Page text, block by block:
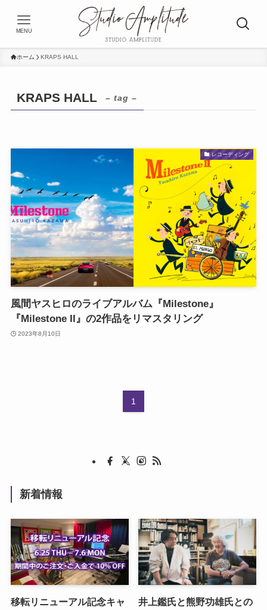
MENU
ホーム KRAPS HALL
KRAPS HALL – tag –
レコーディング
風間ヤスヒロのライブアルバム『Milestone』
『Milestone II』の2作品をリマスタリング
2023年8月10日
1
新着情報
移転リニューアル記念キャ
井上鑑氏と熊野功雄氏との